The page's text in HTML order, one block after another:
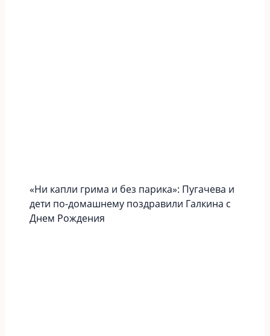
«Ни капли грима и без парика»: Пугачева и
дети по-домашнему поздравили Галкина с
Днем Рождения